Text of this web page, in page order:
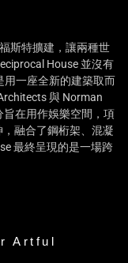
斯特擴建，讓兩種世
House 並沒有
用一座全新的建築取而
與 Norman
在用作娛樂空間，項
融合了鋼桁架、混凝
最終呈現的是一場跨
Artful